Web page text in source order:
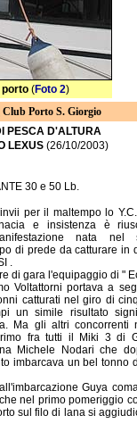
Porto S. Giorgio
PESCA D'ALTURA
LEXUS(26/10/2003)
30 e 50 Lb.
per il maltempo lo
e insistenza è
nata nel
di prede da catturare in
.
di gara l'equipaggio di "
Voltattorni portava a
catturati nel giro di
un simile risultato
Ma gli altri concorrenti
fra tutti il Miki 3 di
Michele Nodari che
imbarcava un bel tonno
Guya
nel primo pomeriggio
sul filo di lana si
porto(Foto 2)